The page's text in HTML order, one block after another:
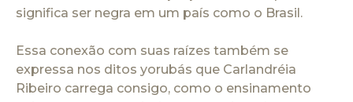
significa ser negra em um país como o Brasil.
Essa conexão com suas raízes também se
expressa nos ditos yorubás que Carlandréia
Ribeiro carrega consigo, como o ensinamento